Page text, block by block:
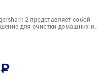
2 представляет собой
для очистки домашних и…